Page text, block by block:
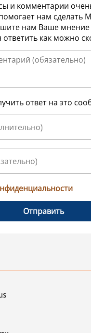
и комментарии
нам сделать
нам Ваше
ответить как можно
ответ на это
Отправить